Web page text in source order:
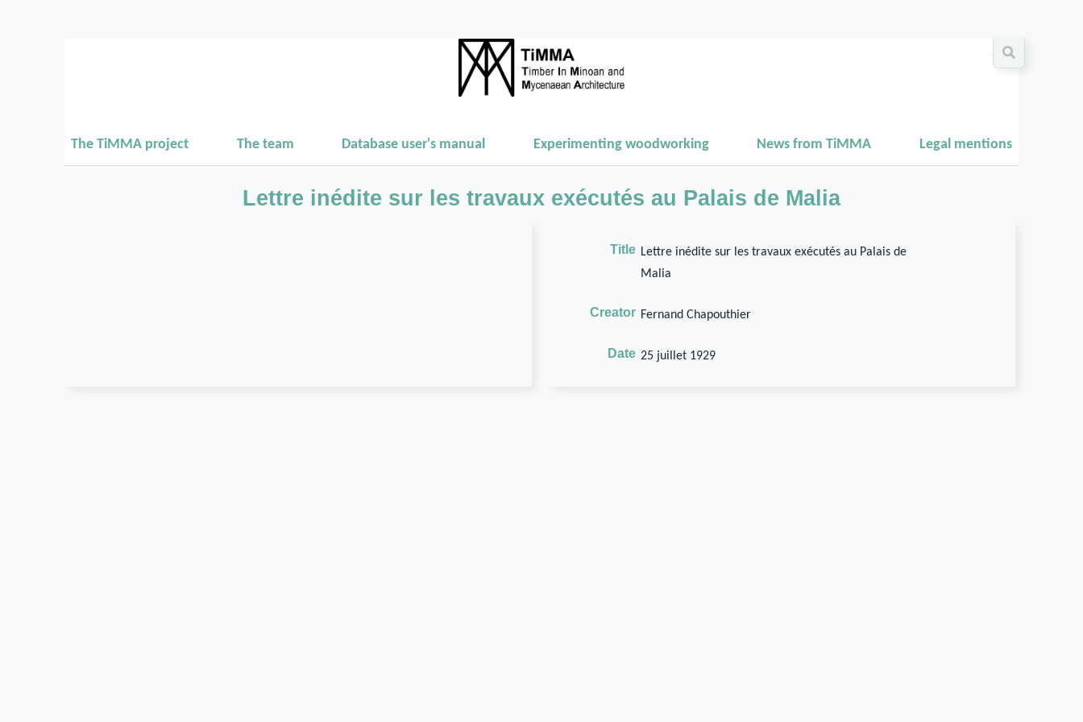
The TiMMA project The team Database user's manual Experimenting woodworking News from TiMMA Legal mentions
Lettre inédite sur les travaux exécutés au Palais de Malia
Title Lettre inédite sur les travaux exécutés au Palais de
Malia
Creator Fernand Chapouthier
Date 25 juillet 1929